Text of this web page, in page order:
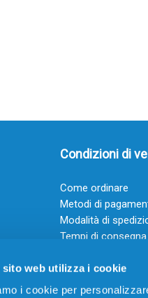
sito web utilizza i cookie
i cookie per
Condizioni di
Come ordinare
Metodi di
Modalità di
Tempi di consegna